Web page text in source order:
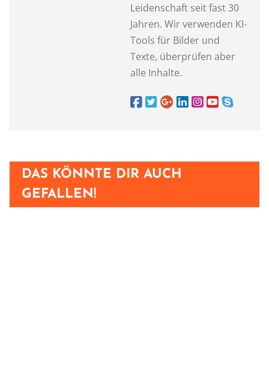
Leidenschaft seit fast 30
Jahren. Wir verwenden KI-
Tools für Bilder und
Texte, überprüfen aber
alle Inhalte.
DAS KÖNNTE DIR AUCH
GEFALLEN!